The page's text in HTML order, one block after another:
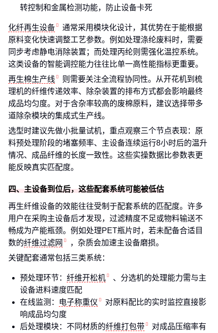
转控制和金属检测功能，防止设备卡死
化纤再生设备
通常采用模块化设计，其优势在于能根据
原料变化快速调整工艺参数。例如处理涤纶废料时，需要
同步考虑静电消除装置；而处理丙纶则需强化温控系统。
这类设备的智能调控能力往往比单一高性能指标更重要。
再生棉生产线
则需要关注全流程协同性。从开花机到梳
理机的纤维传递效率、除杂装置的排布方式都会影响最终
成品均匀度。对于含杂率较高的废棉原料，建议选择带多
道除杂模块的集成式生产线。
选型时建议先做小批量试机，重点观察三个节点表现：原
料预处理阶段的堵塞频率、主设备连续运行8小时后的温升
情况、成品纤维的长度一致性。这些实操数据比参数表更
能反映真实匹配度。
四、主设备到位后，这些配套系统可能被低估
再生纤维设备的效能往往受制于配套系统的匹配度。许多
用户在采购主设备后才发现，过滤精度不足或物料输送不
畅成为产能瓶颈。例如处理PET瓶片时，若未配备合适目
数的纤维过滤网
，杂质会加速主设备磨损。
关键配套通常包括三类系统：
预处理环节： 纤维开松机
、分选机的处理能力需与主
设备进料速度匹配
在线监测：
电子称重仪
对原料配比的实时监控直接影
响成品均匀度
后处理模块：不同材质的纤维打包带
对成品压缩率有